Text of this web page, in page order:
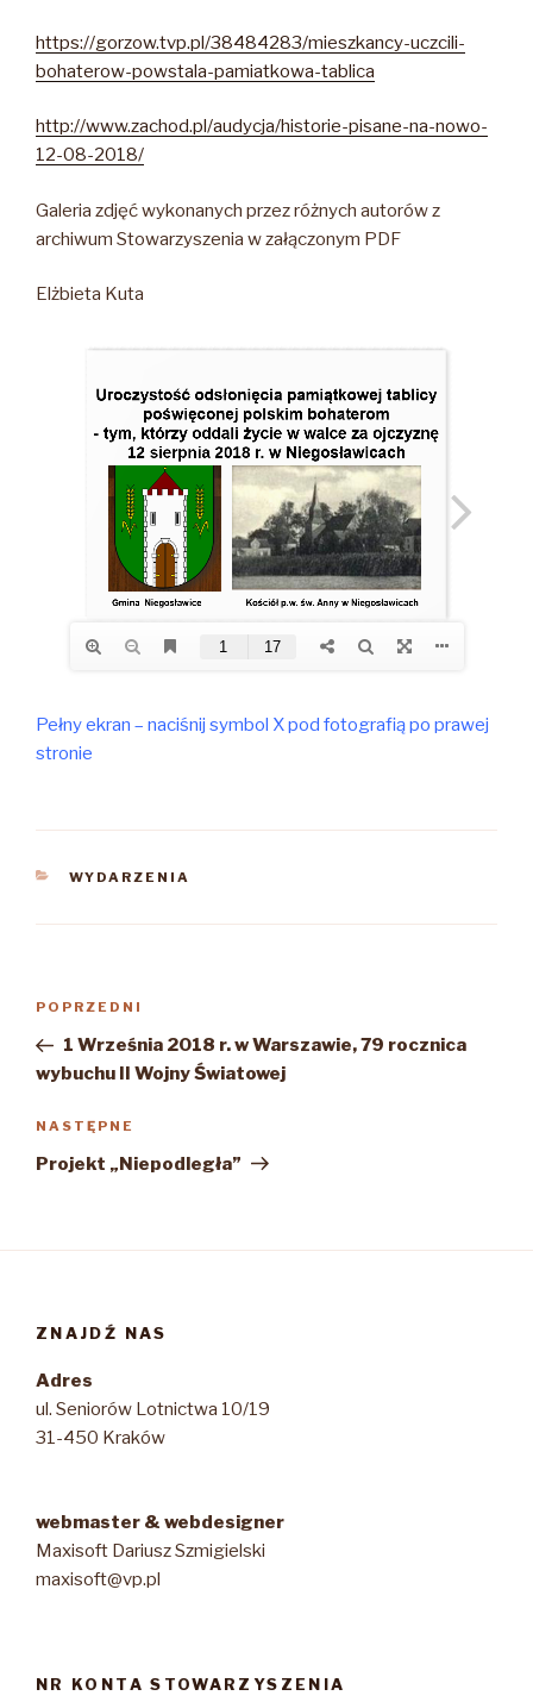
https://gorzow.tvp.pl/38484283/mieszkancy-uczcili-
bohaterow-powstala-pamiatkowa-tablica
http://www.zachod.pl/audycja/historie-pisane-na-nowo-
12-08-2018/
Galeria zdjęć wykonanych przez różnych autorów z
archiwum Stowarzyszenia w załączonym PDF
Elżbieta Kuta
Pełny ekran – naciśnij symbol X pod fotografią po prawej
stronie
KATEGORIE
WYDARZENIA
Poprzedni
wpis
POPRZEDNI
1 Września 2018 r. w Warszawie, 79 rocznica
wybuchu II Wojny Światowej
Następny
wpis
NASTĘPNE
Projekt „Niepodległa”
ZNAJDŹ NAS
Adres
ul. Seniorów Lotnictwa 10/19
31-450 Kraków
webmaster & webdesigner
Maxisoft Dariusz Szmigielski
maxisoft@vp.pl
NR KONTA STOWARZYSZENIA